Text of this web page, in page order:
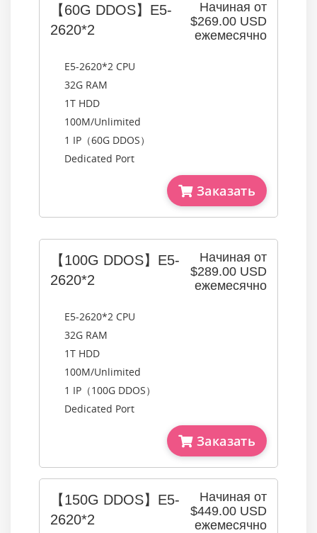
Начиная от
$269.00 USD
ежемесячно
【60G DDOS】E5-
2620*2
E5-2620*2 CPU
32G RAM
1T HDD
100M/Unlimited
1 IP（60G DDOS）
Dedicated Port
Заказать
Начиная от
$289.00 USD
ежемесячно
【100G DDOS】E5-
2620*2
E5-2620*2 CPU
32G RAM
1T HDD
100M/Unlimited
1 IP（100G DDOS）
Dedicated Port
Заказать
Начиная от
$449.00 USD
ежемесячно
【150G DDOS】E5-
2620*2